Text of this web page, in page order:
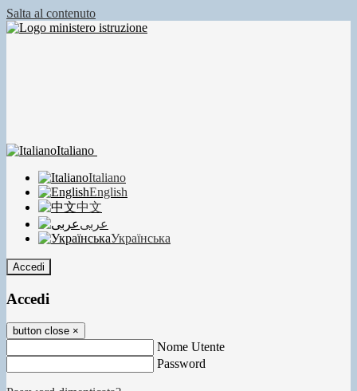
Salta al contenuto
Italiano
Italiano
English
中文
عربى
Українська
Accedi
Accedi
button close ×
Nome Utente
Password